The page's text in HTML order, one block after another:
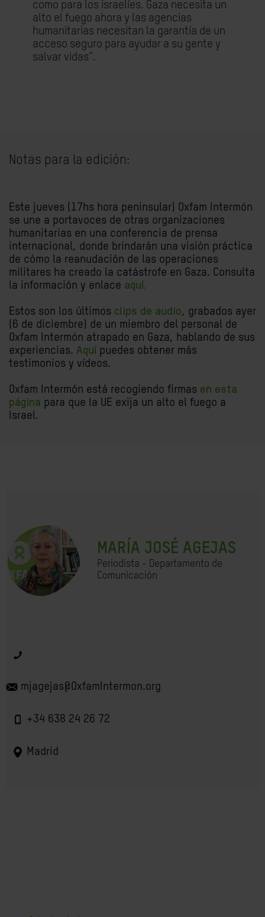
como para los israelíes. Gaza necesita un
alto el fuego ahora y las agencias
humanitarias necesitan la garantía de un
acceso seguro para ayudar a su gente y
salvar vidas”.
Notas para la edición:
Este jueves (17hs hora peninsular) Oxfam Intermón
se une a portavoces de otras organizaciones
humanitarias en una conferencia de prensa
internacional, donde brindarán una visión práctica
de cómo la reanudación de las operaciones
militares ha creado la catástrofe en Gaza. Consulta
la información y enlace aquí.
Estos son los últimos clips de audio, grabados ayer
(6 de diciembre) de un miembro del personal de
Oxfam Intermón atrapado en Gaza, hablando de sus
experiencias. Aquí puedes obtener más
testimonios y vídeos.
Oxfam Intermón está recogiendo firmas en esta
página para que la UE exija un alto el fuego a
Israel.
MARÍA JOSÉ AGEJAS
Periodista - Departamento de
Comunicación
mjagejas@OxfamIntermon.org
+34 638 24 26 72
Madrid